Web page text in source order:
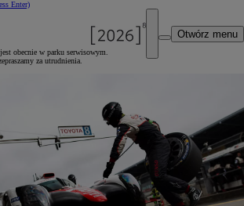
Enter)
Otwórz menu
obecnie w parku serwisowym.
za utrudnienia.